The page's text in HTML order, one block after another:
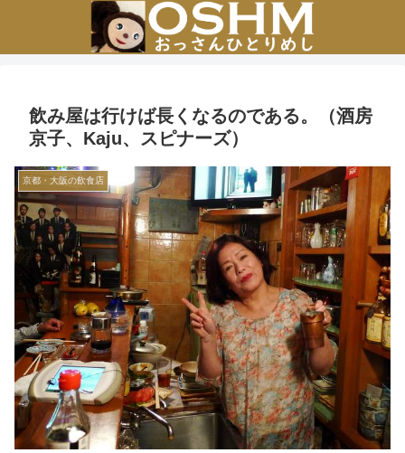
飲み屋は行けば長くなるのである。（酒房
京子、Kaju、スピナーズ）
京都・大阪の飲食店